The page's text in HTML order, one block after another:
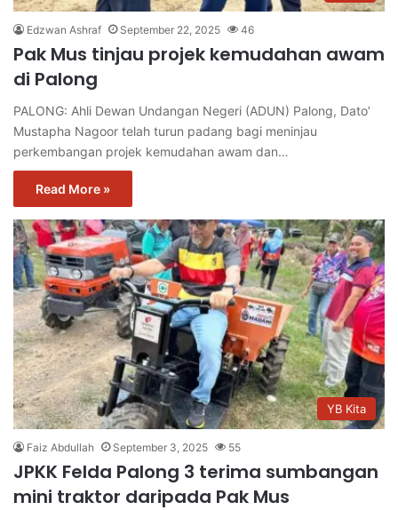
Edzwan Ashraf September 22, 2025 46
Pak Mus tinjau projek kemudahan awam
di Palong
PALONG: Ahli Dewan Undangan Negeri (ADUN) Palong, Dato’
Mustapha Nagoor telah turun padang bagi meninjau
perkembangan projek kemudahan awam dan…
Read More »
YB Kita
Faiz Abdullah September 3, 2025 55
JPKK Felda Palong 3 terima sumbangan
mini traktor daripada Pak Mus